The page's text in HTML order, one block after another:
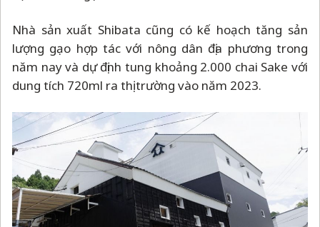
Nhà sản xuất Shibata cũng có kế hoạch tăng sản
lượng gạo hợp tác với nông dân địa phương trong
năm nay và dự định tung khoảng 2.000 chai Sake với
dung tích 720ml ra thị trường vào năm 2023.